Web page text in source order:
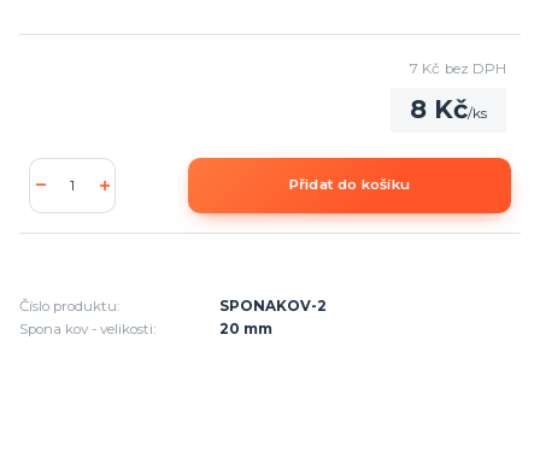
8 Kč/ks
7 Kč bez DPH
Přidat do košíku
Číslo produktu:
SPONAKOV-2
Spona kov - velikosti:
20 mm